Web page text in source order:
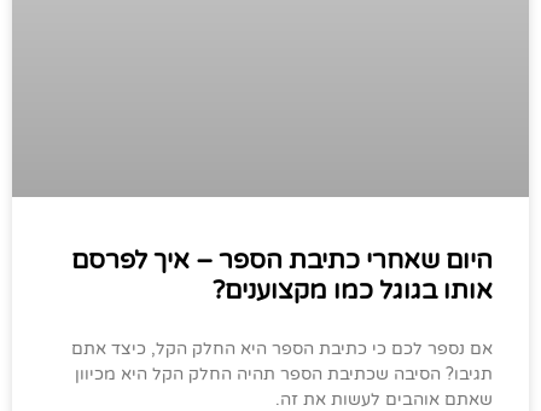
היום שאחרי כתיבת הספר – איך לפרסם
אותו בגוגל כמו מקצוענים?
אם נספר לכם כי כתיבת הספר היא החלק הקל, כיצד אתם
תגיבו? הסיבה שכתיבת הספר תהיה החלק הקל היא מכיוון
שאתם אוהבים לעשות את זה.